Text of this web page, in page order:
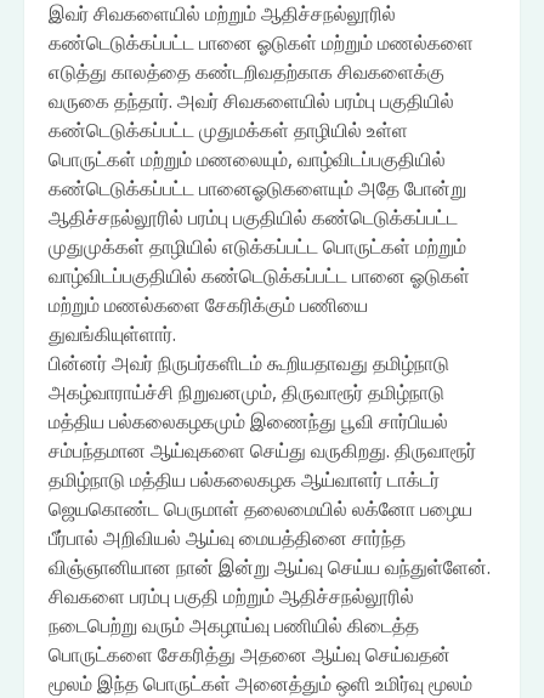
இவர் சிவகளையில் மற்றும் ஆதிச்சநல்லூரில்
கண்டெடுக்கப்பட்ட பானை ஓடுகள் மற்றும் மணல்களை
எடுத்து காலத்தை கண்டறிவதற்காக சிவகளைக்கு
வருகை தந்தார். அவர் சிவகளையில் பரம்பு பகுதியில்
கண்டெடுக்கப்பட்ட முதுமக்கள் தாழியில் உள்ள
பொருட்கள் மற்றும் மணலையும், வாழ்விடப்பகுதியில்
கண்டெடுக்கப்பட்ட பானைஓடுகளையும் அதே போன்று
ஆதிச்சநல்லூரில் பரம்பு பகுதியில் கண்டெடுக்கப்பட்ட
முதுமுக்கள் தாழியில் எடுக்கப்பட்ட பொருட்கள் மற்றும்
வாழ்விடப்பகுதியில் கண்டெடுக்கப்பட்ட பானை ஓடுகள்
மற்றும் மணல்களை சேகரிக்கும் பணியை
துவங்கியுள்ளார்.
பின்னர் அவர் நிருபர்களிடம் கூறியதாவது தமிழ்நாடு
அகழ்வாராய்ச்சி நிறுவனமும், திருவாரூர் தமிழ்நாடு
மத்திய பல்கலைகழகமும் இணைந்து பூவி சார்பியல்
சம்பந்தமான ஆய்வுகளை செய்து வருகிறது. திருவாரூர்
தமிழ்நாடு மத்திய பல்கலைகழக ஆய்வாளர் டாக்டர்
ஜெயகொண்ட பெருமாள் தலைமையில் லக்னோ பழைய
பீர்பால் அறிவியல் ஆய்வு மையத்தினை சார்ந்த
விஞ்ஞானியான நான் இன்று ஆய்வு செய்ய வந்துள்ளேன்.
சிவகளை பரம்பு பகுதி மற்றும் ஆதிச்சநல்லூரில்
நடைபெற்று வரும் அகழாய்வு பணியில் கிடைத்த
பொருட்களை சேகரித்து அதனை ஆய்வு செய்வதன்
மூலம் இந்த பொருட்கள் அனைத்தும் ஒளி உமிர்வு மூலம்